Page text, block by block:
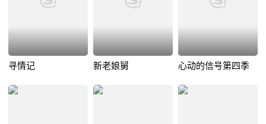
寻情记 新老娘舅 心动的信号第四季